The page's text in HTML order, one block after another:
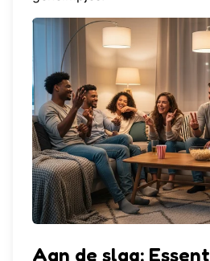
Aan de slag: